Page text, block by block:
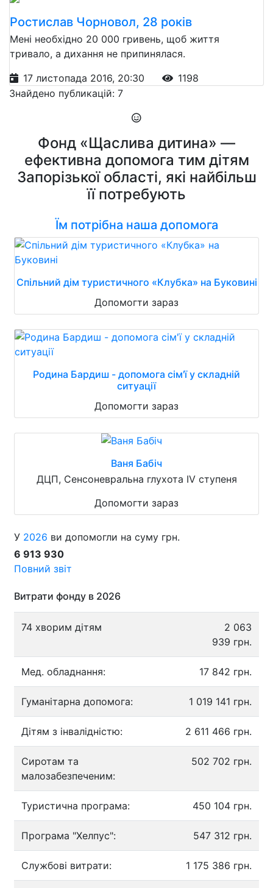
Ростислав Чорновол, 28 років
Мені необхідно 20 000 гривень, щоб життя
тривало, а дихання не припинялася.
17 листопада 2016, 20:30
1198
Знайдено публикацій: 7
Фонд «Щаслива дитина» —
ефективна допомога тим дітям
Запорізької області, які найбільш
її потребують
Їм потрібна наша допомога
Спільний дім туристичного «Клубка» на Буковині
Допомогти зараз
Родина Бардиш - допомога сім'ї у складній
ситуації
Допомогти зараз
Ваня Бабіч
ДЦП, Сенсоневральна глухота IV ступеня
Допомогти зараз
У 2026 ви допомогли на суму грн.
6 913 930
Повний звіт
Витрати фонду в 2026
74 хворим дітям
2 063
939 грн.
Мед. обладнання: 17 842 грн.
Гуманітарна допомога: 1 019 141 грн.
Дітям з інвалідністю: 2 611 466 грн.
Сиротам та
малозабезпеченим:
502 702 грн.
Туристична програма: 450 104 грн.
Програма "Хелпус": 547 312 грн.
Службові витрати: 1 175 386 грн.